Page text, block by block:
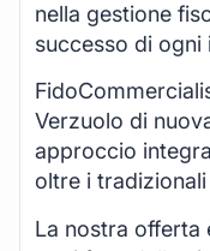
nella gestione
successo di ogni
Verzuolo di
approccio
oltre i
La nostra offerta